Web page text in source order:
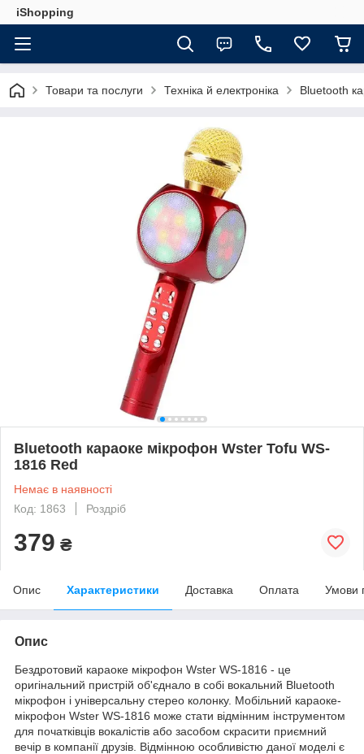
iShopping
Товари та послуги Техніка й електроніка Bluetooth
Bluetooth караоке мікрофон Wster Tofu WS-
1816 Red
Немає в наявності
Код: 1863
Роздріб
379 ₴
Опис Характеристики Доставка Оплата Умови
Опис
Бездротовий караоке мікрофон Wster WS-1816 - це
оригінальний пристрій об'єднало в собі вокальний Bluetooth
мікрофон і універсальну стерео колонку. Мобільний караоке-
мікрофон Wster WS-1816 може стати відмінним інструментом
для початківців вокалістів або засобом скрасити приємний
вечір в компанії друзів. Відмінною особливістю даної моделі є